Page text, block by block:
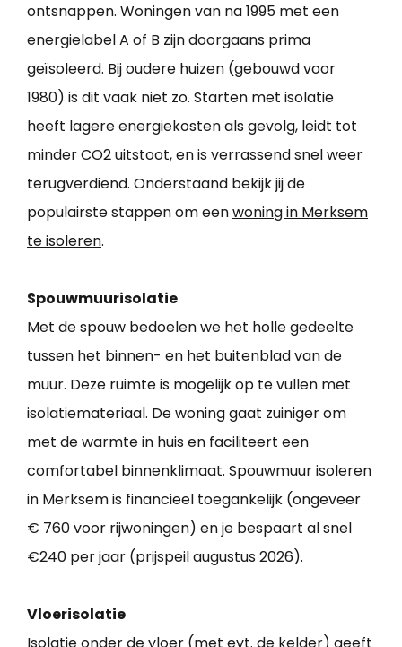
ontsnappen. Woningen van na 1995 met een
energielabel A of B zijn doorgaans prima
geïsoleerd. Bij oudere huizen (gebouwd voor
1980) is dit vaak niet zo. Starten met isolatie
heeft lagere energiekosten als gevolg, leidt tot
minder CO2 uitstoot, en is verrassend snel weer
terugverdiend. Onderstaand bekijk jij de
populairste stappen om eenwoning in Merksem
te isoleren.
Spouwmuurisolatie
Met de spouw bedoelen we het holle gedeelte
tussen het binnen- en het buitenblad van de
muur. Deze ruimte is mogelijk op te vullen met
isolatiemateriaal. De woning gaat zuiniger om
met de warmte in huis en faciliteert een
comfortabel binnenklimaat. Spouwmuur isoleren
in Merksem is financieel toegankelijk (ongeveer
€ 760 voor rijwoningen) en je bespaart al snel
€240 per jaar (prijspeil augustus 2026).
Vloerisolatie